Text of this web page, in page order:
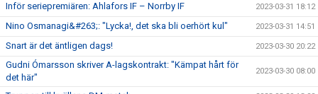
Inför seriepremiären: Ahlafors IF – Norrby IF 2023-03-31 18:12
Nino Osmanagi&#263;: "Lycka!, det ska bli oerhört kul" 2023-03-31 14:51
Snart är det äntligen dags! 2023-03-30 20:22
Gudni Ómarsson skriver A-lagskontrakt: "Kämpat hårt för
det här"
2023-03-30 08:00